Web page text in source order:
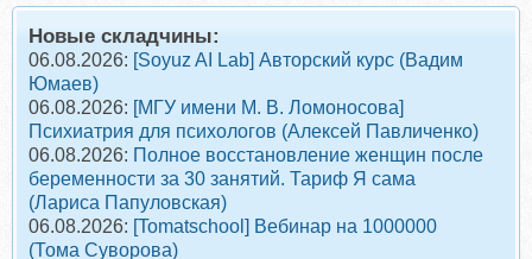
Новые складчины:
06.08.2026: [Soyuz AI Lab] Авторский курс (Вадим
Юмаев)
06.08.2026: [МГУ имени М. В. Ломоносова]
Психиатрия для психологов (Алексей Павличенко)
06.08.2026: Полное восстановление женщин после
беременности за 30 занятий. Тариф Я сама
(Лариса Папуловская)
06.08.2026: [Tomatschool] Вебинар на 1000000
(Тома Суворова)